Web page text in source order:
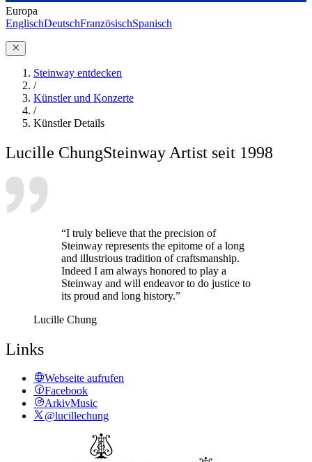
Europa
EnglischDeutschFranzösischSpanisch
Steinway entdecken
/
Künstler und Konzerte
/
Künstler Details
Lucille ChungSteinway Artist seit 1998
“I truly believe that the precision of
Steinway represents the epitome of a long
and illustrious tradition of craftsmanship.
Indeed I am always honored to play a
Steinway and will endeavor to do justice to
its proud and long history.”
Lucille Chung
Links
Webseite aufrufen
Facebook
ArkivMusic
@lucillechung